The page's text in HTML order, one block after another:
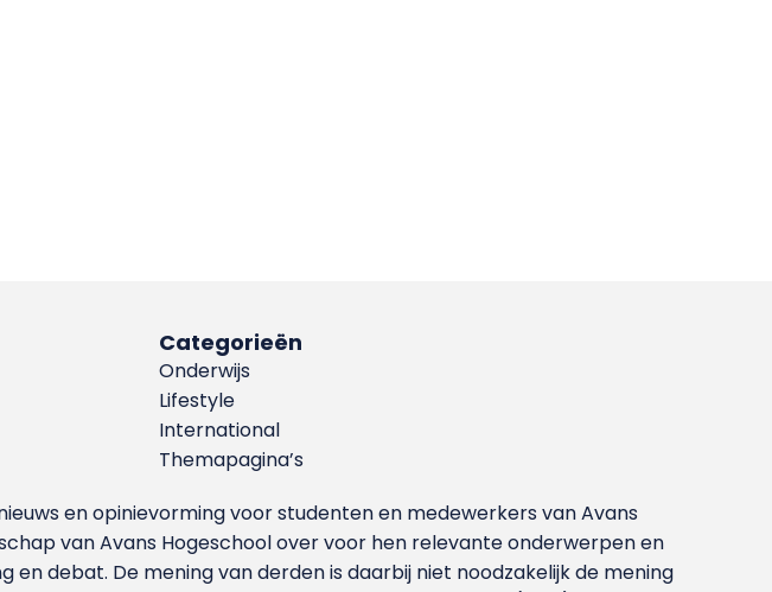
Categorieën
Onderwijs
Lifestyle
International
Themapagina’s
en opinievorming voor studenten en medewerkers van Avans
van Avans Hogeschool over voor hen relevante onderwerpen en
en debat. De mening van derden is daarbij niet noodzakelijk de mening